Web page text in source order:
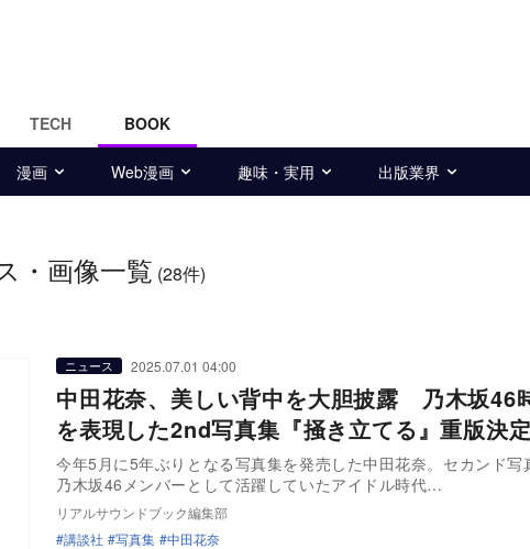
TECH BOOK
漫画 Web漫画 趣味・実用 出版業界
・画像一覧 (28件)
ニュース 2025.07.01 04:00
中田花奈、美しい背中を大胆披露 乃木坂46
を表現した2nd写真集『掻き立てる』重版決定
今年5月に5年ぶりとなる写真集を発売した中田花奈。セカンド写
乃木坂46メンバーとして活躍していたアイドル時代…
リアルサウンドブック編集部
講談社
写真集 中田花奈